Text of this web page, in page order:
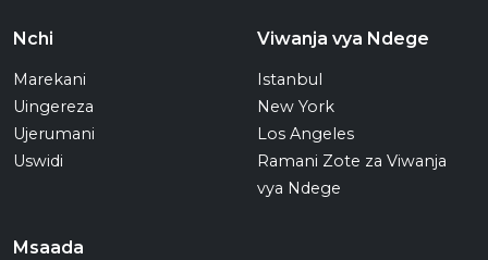
Nchi
Marekani
Uingereza
Ujerumani
Uswidi
Viwanja vya Ndege
Istanbul
New York
Los Angeles
Ramani Zote za Viwanja
vya Ndege
Msaada